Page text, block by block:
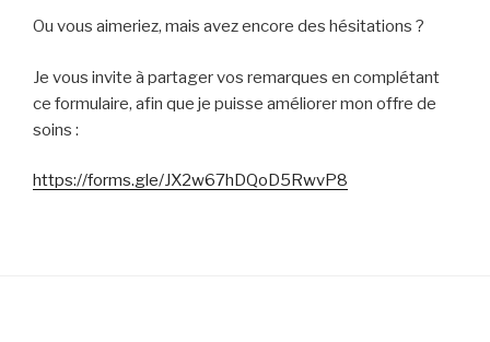
Ou vous aimeriez, mais avez encore des hésitations ?
Je vous invite à partager vos remarques en complétant
ce formulaire, afin que je puisse améliorer mon offre de
soins :
https://forms.gle/JX2w67hDQoD5RwvP8